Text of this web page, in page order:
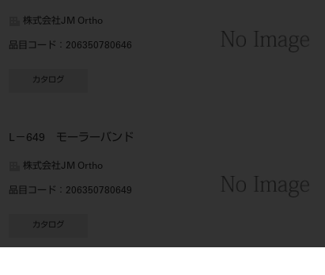
株式会社JM Ortho
品目コード ：206350780646
カタログ
L－649 モーラーバンド
株式会社JM Ortho
品目コード ：206350780649
カタログ